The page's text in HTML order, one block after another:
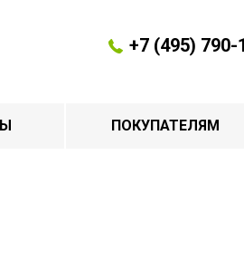
+7 (495) 790-
ПОКУПАТЕЛЯМ